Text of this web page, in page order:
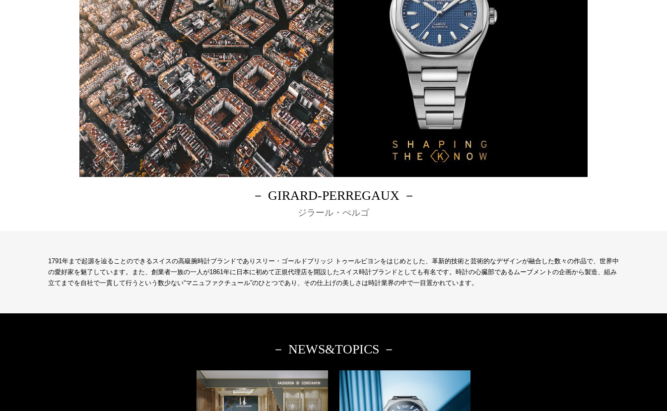
－ GIRARD-PERREGAUX －
ジラール・ぺルゴ
1791年まで起源を辿ることのできるスイスの高級腕時計ブランドでありスリー・ゴールドブリッジ トゥールビヨンをはじめとした、革新的技術と芸術的なデザインが融合した数々の作品で、世界中
の愛好家を魅了しています。また、創業者一族の一人が1861年に日本に初めて正規代理店を開設したスイス時計ブランドとしても有名です。時計の心臓部であるムーブメントの企画から製造、組み
立てまでを自社で一貫して行うという数少ない“マニュファクチュール”のひとつであり、その仕上げの美しさは時計業界の中で一目置かれています。
－ NEWS&TOPICS －